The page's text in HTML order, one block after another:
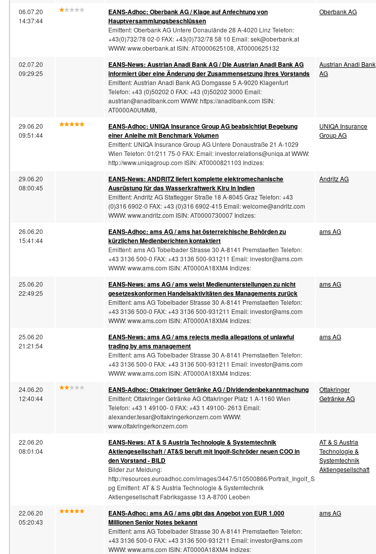
06.07.20
14:37:44
EANS-Adhoc: Oberbank AG / Klage auf Anfechtung von
Hauptversammlungsbeschlüssen
Emittent: Oberbank AG Untere Donaulände 28 A-4020 Linz Telefon:
+43(0)732/78 02-0 FAX: +43(0)732/78 58 10 Email:sek@oberbank.at
WWW: www.oberbank.at ISIN: AT0000625108, AT0000625132
Oberbank AG
02.07.20
09:29:25
EANS-News: Austrian Anadi Bank AG / Die Austrian Anadi Bank AG
informiert über eine Änderung der Zusammensetzung ihres Vorstands
Emittent: Austrian Anadi Bank AG Domgasse 5 A-9020 Klagenfurt
Telefon: +43 (0)50202 0 FAX: +43 (0)50202 3000 Email:
austrian@anadibank.com WWW: https://anadibank.com ISIN:
AT0000A0UMM8,
Austrian Anadi Bank
AG
29.06.20
09:51:44
EANS-Adhoc: UNIQA Insurance Group AG beabsichtigt Begebung
einer Anleihe mit Benchmark Volumen
Emittent: UNIQA Insurance Group AG Untere Donaustraße 21 A-1029
Wien Telefon: 01/211 75-0 FAX: Email:investor.relations@uniqa.atWWW:
http://www.uniqagroup.com ISIN: AT0000821103 Indizes:
UNIQA Insurance
Group AG
29.06.20
08:00:45
EANS-News: ANDRITZ liefert komplette elektromechanische
Ausrüstung für das Wasserkraftwerk Kiru in Indien
Emittent: Andritz AG Stattegger Straße 18 A-8045 Graz Telefon: +43
(0)316 6902-0 FAX: +43 (0)316 6902-415 Email:welcome@andritz.com
WWW: www.andritz.com ISIN: AT0000730007 Indizes:
Andritz AG
26.06.20
15:41:44
EANS-Adhoc: ams AG / ams hat österreichische Behörden zu
kürzlichen Medienberichten kontaktiert
Emittent: ams AG Tobelbader Strasse 30 A-8141 Premstaetten Telefon:
+43 3136 500-0 FAX: +43 3136 500-931211 Email:investor@ams.com
WWW: www.ams.com ISIN: AT0000A18XM4 Indizes:
ams AG
25.06.20
22:49:25
EANS-News: ams AG / ams weist Medienunterstellungen zu nicht
gesetzeskonformen Handelsaktivitäten des Managements zurück
Emittent: ams AG Tobelbader Strasse 30 A-8141 Premstaetten Telefon:
+43 3136 500-0 FAX: +43 3136 500-931211 Email:investor@ams.com
WWW: www.ams.com ISIN: AT0000A18XM4 Indizes:
ams AG
25.06.20
21:21:54
EANS-News: ams AG / ams rejects media allegations of unlawful
trading by ams management
Emittent: ams AG Tobelbader Strasse 30 A-8141 Premstaetten Telefon:
+43 3136 500-0 FAX: +43 3136 500-931211 Email:investor@ams.com
WWW: www.ams.com ISIN: AT0000A18XM4 Indizes:
ams AG
24.06.20
12:40:44
EANS-Adhoc: Ottakringer Getränke AG / Dividendenbekanntmachung
Emittent: Ottakringer Getränke AG Ottakringer Platz 1 A-1160 Wien
Telefon: +43 1 49100- 0 FAX: +43 1 49100- 2613 Email:
alexander.tesar@ottakringerkonzern.com WWW:
www.ottakringerkonzern.com
Ottakringer
Getränke AG
22.06.20
08:01:04
EANS-News: AT & S Austria Technologie & Systemtechnik
Aktiengesellschaft / AT&S beruft mit Ingolf-Schröder neuen COO in
den Vorstand - BILD
Bilder zur Meldung:
http://resources.euroadhoc.com/images/3447/5/10500866/Portrait_Ingolf_Schröder.j
pg Emittent: AT & S Austria Technologie & Systemtechnik
Aktiengesellschaft Fabriksgasse 13 A-8700 Leoben
AT & S Austria
Technologie &
Systemtechnik
Aktiengesellschaft
22.06.20
05:20:43
EANS-Adhoc: ams AG / ams gibt das Angebot von EUR 1.000
Millionen Senior Notes bekannt
Emittent: ams AG Tobelbader Strasse 30 A-8141 Premstaetten Telefon:
+43 3136 500-0 FAX: +43 3136 500-931211 Email:investor@ams.com
WWW: www.ams.com ISIN: AT0000A18XM4 Indizes:
ams AG